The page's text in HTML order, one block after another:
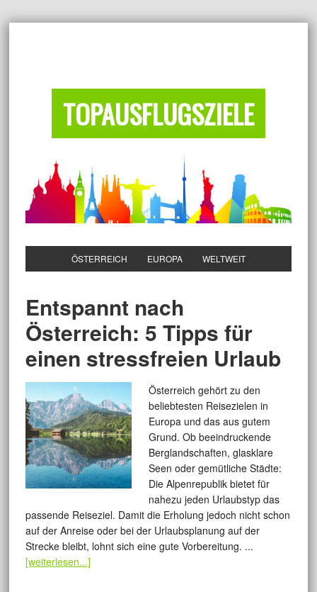
TOPAUSFLUGSZIELE
ÖSTERREICH EUROPA WELTWEIT
Entspannt nach
Österreich: 5 Tipps für
einen stressfreien Urlaub
Österreich gehört zu den
beliebtesten Reisezielen in
Europa und das aus gutem
Grund. Ob beeindruckende
Berglandschaften, glasklare
Seen oder gemütliche Städte:
Die Alpenrepublik bietet für
nahezu jeden Urlaubstyp das
passende Reiseziel. Damit die Erholung jedoch nicht schon
auf der Anreise oder bei der Urlaubsplanung auf der
Strecke bleibt, lohnt sich eine gute Vorbereitung. ...
[weiterlesen...]